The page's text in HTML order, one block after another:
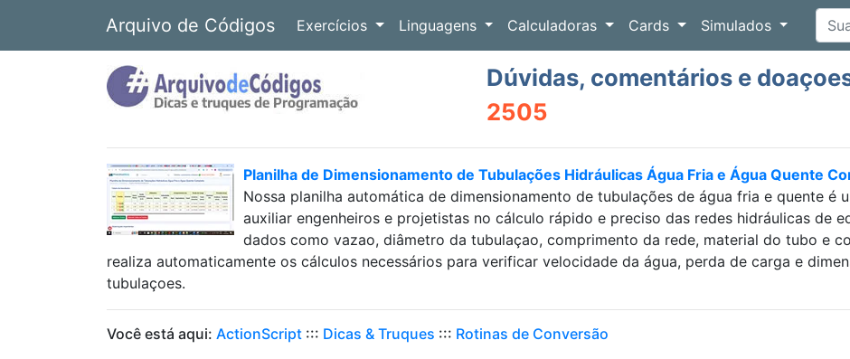
Arquivo de Códigos Exercícios Linguagens Calculadoras Cards Simulados
Dúvidas, comentários e
2505
Planilha de Dimensionamento de Tubulações Hidráulicas Água Fria e Água Quente
Nossa planilha automática de dimensionamento de tubulações de água fria e quente é
auxiliar engenheiros e projetistas no cálculo rápido e preciso das redes hidráulicas de
dados como vazao, diâmetro da tubulaçao, comprimento da rede, material do tubo e
realiza automaticamente os cálculos necessários para verificar velocidade da água, perda de carga e
tubulaçoes.
Você está aqui: ActionScript ::: Dicas & Truques ::: Rotinas de Conversão